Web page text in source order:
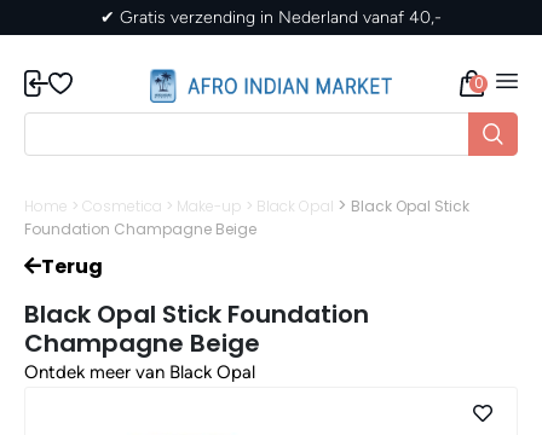
✔ Gratis verzending in Nederland vanaf 40,-
0
Home > Cosmetica > Make-up > Black Opal > Black Opal Stick
Foundation Champagne Beige
Terug
Black Opal Stick Foundation
Champagne Beige
Ontdek meer van Black Opal